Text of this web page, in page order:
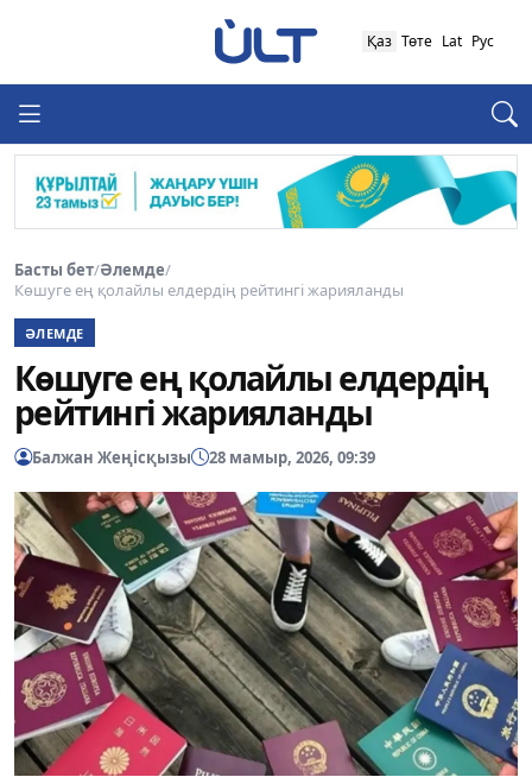
Қаз Төте Lat Рус
Басты бет/Әлемде/
Көшуге ең қолайлы елдердің рейтингі жарияланды
ӘЛЕМДЕ
Көшуге ең қолайлы елдердің
рейтингі жарияланды
Балжан Жеңісқызы 28 мамыр, 2026, 09:39